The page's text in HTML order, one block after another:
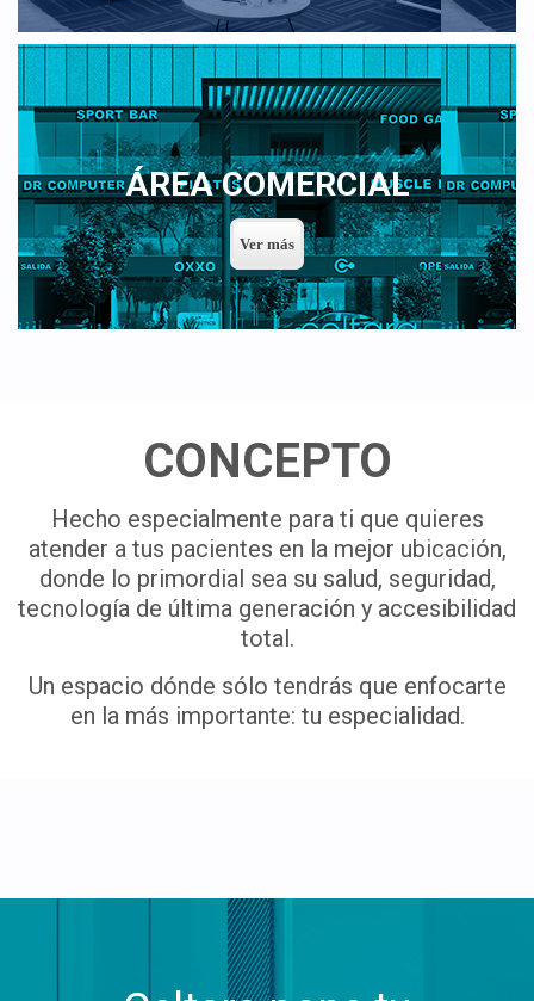
ÁREA COMERCIAL
CONCEPTO
Hecho especialmente para ti que quieres
atender a tus pacientes en la mejor ubicación,
donde lo primordial sea su salud, seguridad,
tecnología de última generación y accesibilidad
total.
Un espacio dónde sólo tendrás que enfocarte
en la más importante: tu especialidad.